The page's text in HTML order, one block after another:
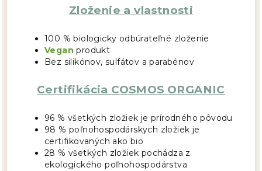
Zloženie a vlastnosti
100 % biologicky odbúrateľné zloženie
Vegan produkt
Bez silikónov, sulfátov a parabénov
Certifikácia COSMOS ORGANIC
96 % všetkých zložiek je prírodného pôvodu
98 % poľnohospodárskych zložiek je
certifikovaných ako bio
28 % všetkých zložiek pochádza z
ekologického poľnohospodárstva